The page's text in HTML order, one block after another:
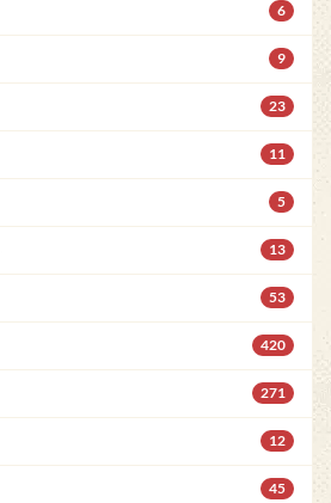
6
9
23
11
5
13
53
420
271
12
45